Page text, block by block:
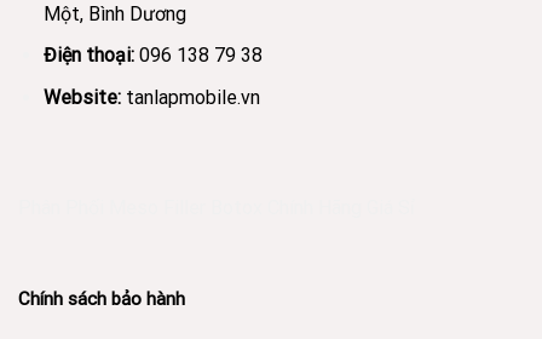
Một, Bình Dương
Điện thoại: 096 138 79 38
Website: tanlapmobile.vn
Chính sách bảo hành